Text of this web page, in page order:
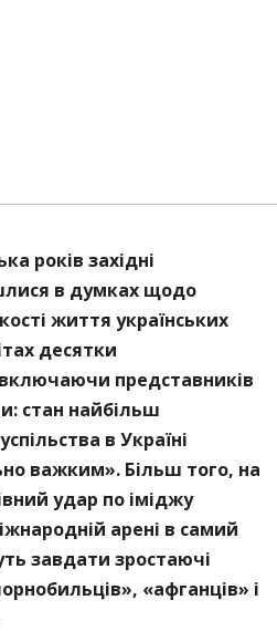
років західні
в думках щодо
життя українських
десятки
представників
стан найбільш
в Україні
важким». Більш того, на
удар по іміджу
арені в самий
завдати зростаючі
«афганців» і